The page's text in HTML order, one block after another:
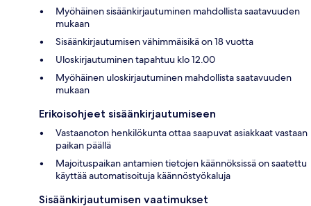
Myöhäinen sisäänkirjautuminen mahdollista saatavuuden
mukaan
Sisäänkirjautumisen vähimmäisikä on 18 vuotta
Uloskirjautuminen tapahtuu klo 12.00
Myöhäinen uloskirjautuminen mahdollista saatavuuden
mukaan
Erikoisohjeet sisäänkirjautumiseen
Vastaanoton henkilökunta ottaa saapuvat asiakkaat vastaan
paikan päällä
Majoituspaikan antamien tietojen käännöksissä on saatettu
käyttää automatisoituja käännöstyökaluja
Sisäänkirjautumisen vaatimukset